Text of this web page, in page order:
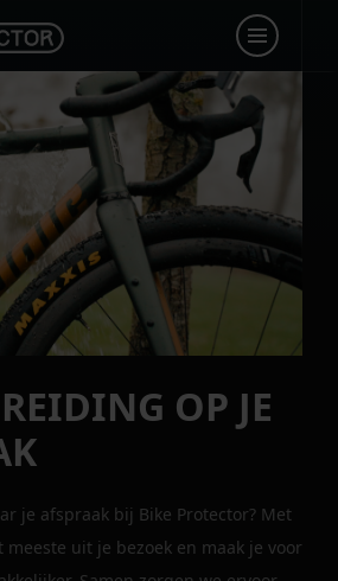
OP JE
je afspraak bij Bike Protector? Met
uit je bezoek en maak je voor